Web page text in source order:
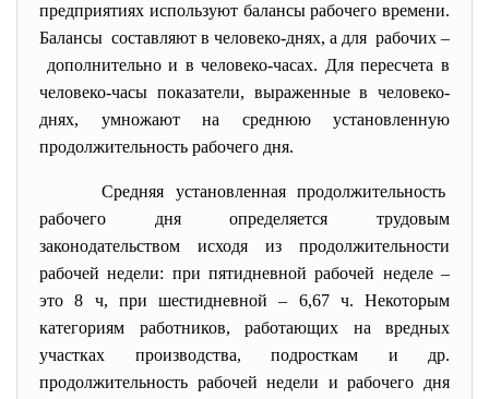
предприятиях используют балансы рабочего времени.
Балансы составляют в человеко-днях, а для рабочих –
дополнительно и в человеко-часах. Для пересчета в
человеко-часы показатели, выраженные в человеко-
днях, умножают на среднюю установленную
продолжительность рабочего дня.
Средняя установленнаяпродолжительность
рабочего дня определяется трудовым
законодательством исходя из продолжительности
рабочей недели: при пятидневной рабочей неделе –
это 8 ч, при шестидневной – 6,67 ч. Некоторым
категориям работников, работающих на вредных
участках производства, подросткам и др.
продолжительность рабочей недели и рабочего дня